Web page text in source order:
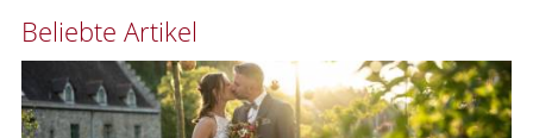
Beliebte Artikel